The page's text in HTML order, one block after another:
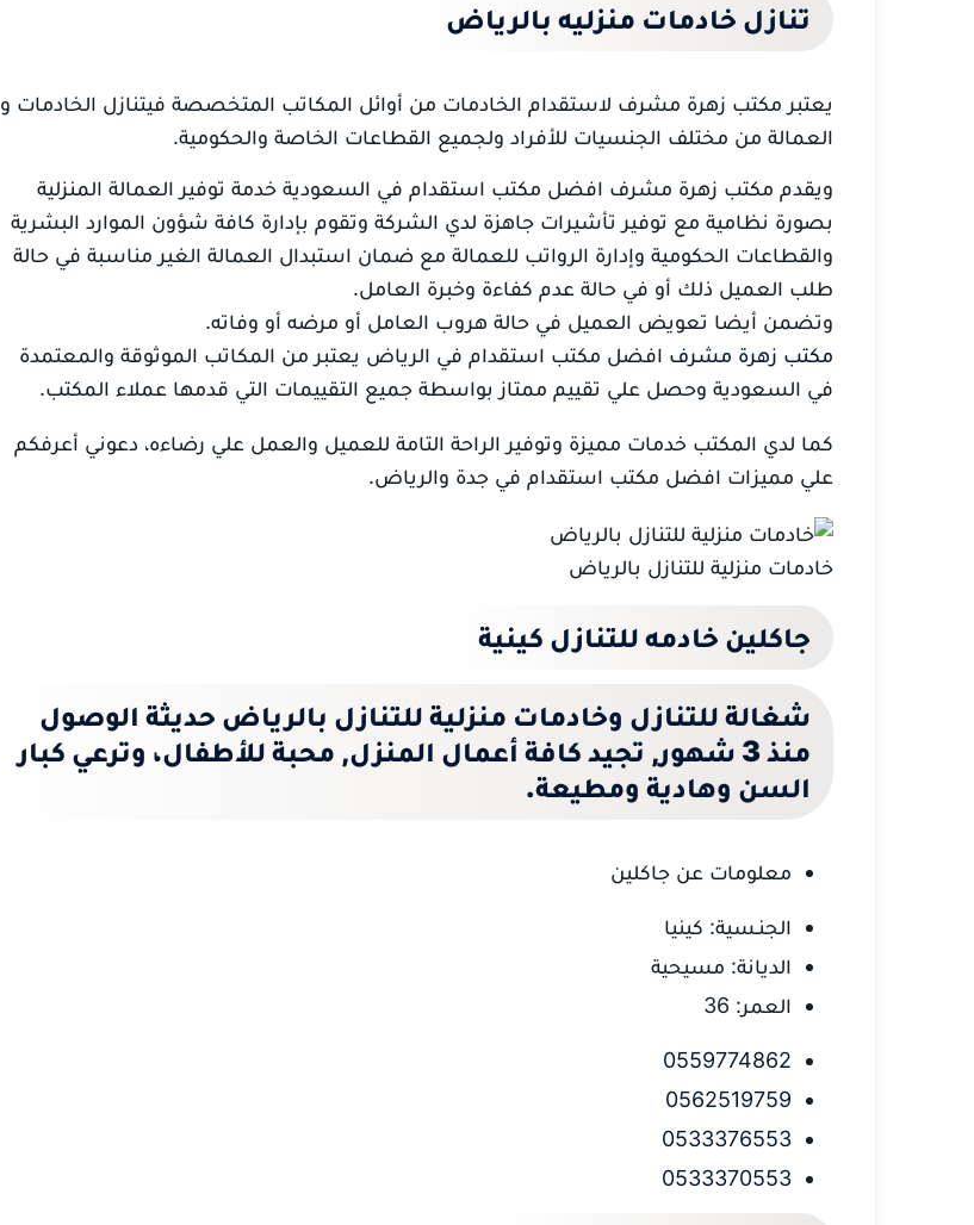
تنازل خادمات منزليه بالرياض
يعتبر مكتب زهرة مشرف لاستقدام الخادمات من أوائل المكاتب المتخصصة فيتنازل الخادمات و
العمالة من مختلف الجنسيات للأفراد ولجميع القطاعات الخاصة والحكومية.
ويقدم مكتب زهرة مشرف افضل مكتب استقدام في السعودية خدمة توفير العمالة المنزلية
بصورة نظامية مع توفير تأشيرات جاهزة لدي الشركة وتقوم بإدارة كافة شؤون الموارد البشرية
والقطاعات الحكومية وإدارة الرواتب للعمالة مع ضمان استبدال العمالة الغير مناسبة في حالة
طلب العميل ذلك أو في حالة عدم كفاءة وخبرة العامل.
وتضمن أيضا تعويض العميل في حالة هروب العامل أو مرضه أو وفاته.
مكتب زهرة مشرف افضل مكتب استقدام في الرياض يعتبر من المكاتب الموثوقة والمعتمدة
في السعودية وحصل علي تقييم ممتاز بواسطة جميع التقييمات التي قدمها عملاء المكتب.
كما لدي المكتب خدمات مميزة وتوفير الراحة التامة للعميل والعمل علي رضاءه، دعوني أعرفكم
علي مميزات افضل مكتب استقدام في جدة والرياض.
خادمات منزلية للتنازل بالرياض
جاكلين خادمه للتنازل كينية
شغالة للتنازل وخادمات منزلية للتنازل بالرياض حديثة الوصول
منذ 3 شهور, تجيد كافة أعمال المنزل, محبة للأطفال، وترعي كبار
السن وهادية ومطيعة.
معلومات عن جاكلين
الجنـسية: كينيا
الديانة: مسيحية
العمر: 36
0559774862
0562519759
0533376553
0533370553